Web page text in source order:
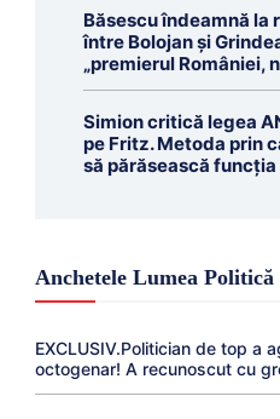
Băsescu îndeamnă la
între Bolojan și
„premierul României,
Simion critică legea
pe Fritz. Metoda prin
să părăsească funcția
Anchetele Lumea Politică
EXCLUSIV.Politician de top a
octogenar! A recunoscut cu